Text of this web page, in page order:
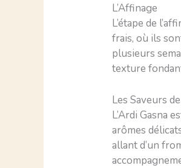
L’Affinage
L’étape de
frais, où ils
plusieurs
texture
Les Saveurs
L’Ardi Gasna
arômes
allant d’un